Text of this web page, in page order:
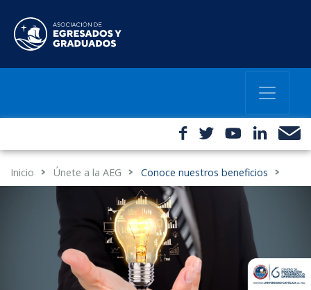
Inicio Únete a la AEG Conoce nuestros beneficios